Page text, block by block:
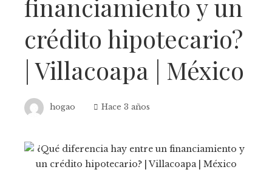
financiamiento y un
crédito hipotecario?
| Villacoapa | México
hogao Hace 3 años